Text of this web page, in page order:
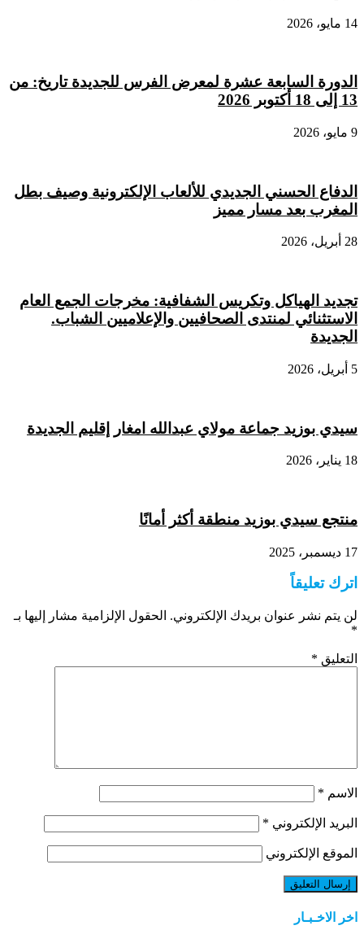
14 مايو، 2026
الدورة السابعة عشرة لمعرض الفرس للجديدة تاريخ: من
13 إلى 18 أكتوبر 2026
9 مايو، 2026
الدفاع الحسني الجديدي للألعاب الإلكترونية وصيف بطل
المغرب بعد مسار مميز
28 أبريل، 2026
تجديد الهياكل وتكريس الشفافية: مخرجات الجمع العام
الاستثنائي لمنتدى الصحافيين والإعلاميين الشباب.
الجديدة
5 أبريل، 2026
سيدي بوزيد جماعة مولاي عبدالله امغار إقليم الجديدة
18 يناير، 2026
منتجع سيدي بوزيد منطقة أكثر أمانًا
17 ديسمبر، 2025
اترك تعليقاً
لن يتم نشر عنوان بريدك الإلكتروني. الحقول الإلزامية مشار إليها بـ
*
التعليق *
الاسم *
البريد الإلكتروني *
الموقع الإلكتروني
اخر الاخـبـار